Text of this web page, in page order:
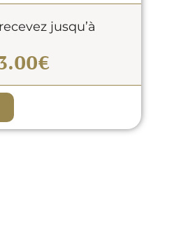
recevez jusqu’à